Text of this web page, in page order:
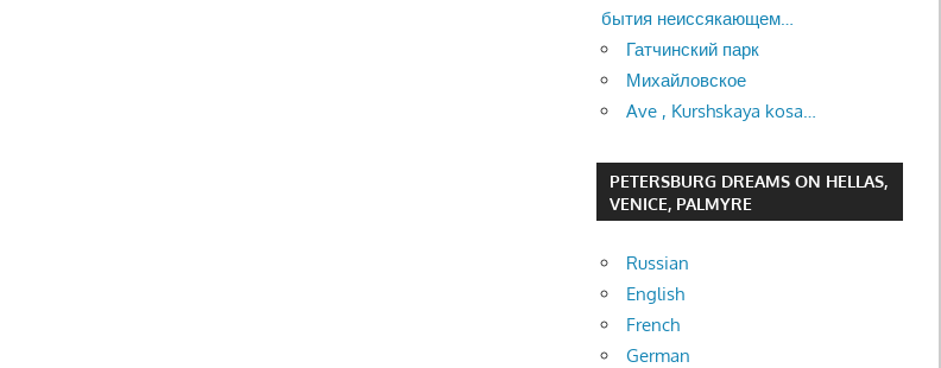
бытия неиссякающем…
Гатчинский парк
Михайловское
Ave , Kurshskaya kosa…
PETERSBURG DREAMS ON HELLAS,
VENICE, PALMYRE
Russian
English
French
German